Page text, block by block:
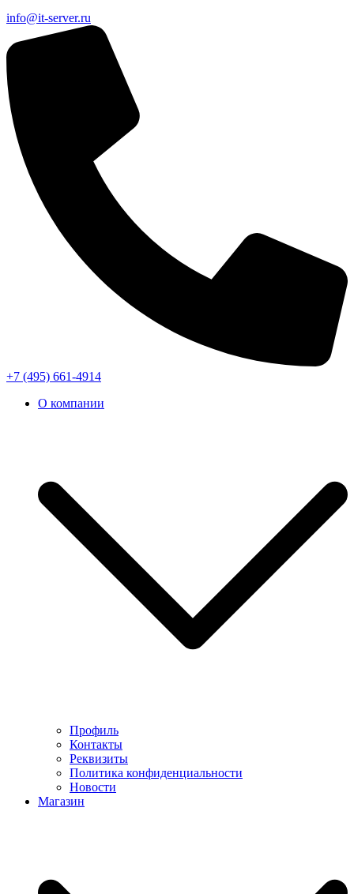
info@it-server.ru
+7 (495) 661-4914
О компании
Профиль
Контакты
Реквизиты
Политика конфиденциальности
Новости
Магазин